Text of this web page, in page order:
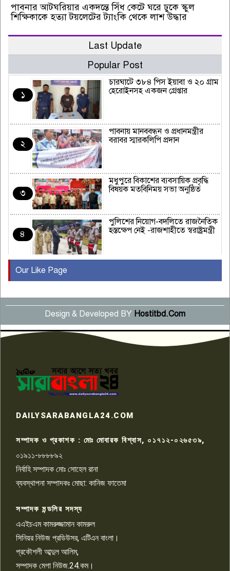
পাবনার আটঘরিয়ার একদন্তে সিঁধ কেটে ঘরে ঢুকে স্কুল
শিক্ষিকাকে হত্যা টয়লেটের ট্যাংকি থেকে লাশ উদ্ধার
Last Update
Popular Post
১
চারঘাটে ৩৮৪ পিস ইয়াবা ও ২০ গ্রাম
হেরোইনসহ একজন গ্রেপ্তার
২
পাবনায় মানববন্ধন ও প্রধানমন্ত্রীর
বরাবর স্মারকলিপি প্রদান
৩
মধুপুরে বিকাশের ব্যবসায়িক প্রবৃদ্ধি
বিষয়ক মতবিনিময় সভা অনুষ্ঠিত
৪
পুলিশের নিয়োগ-বদলিতে রাজনৈতিক
হস্তক্ষেপ নেই -রাজশাহীতে স্বরাষ্ট্রমন্ত্রী
৫
বছর পূর্তি উদযাপন
৬
সংবাদ সম্মেলনে অভিযোগ অস্বীকার
উদ্দেশ্য প্রণোদিত সংবাদ প্রকাশের
প্রতিবাদ নাজির হাসানের
৭
কেটে ঘরে ঢুকে স্কুল শিক্ষিকাকে হত্যা
টয়লেটের ট্যাংকি থেকে লাশ উদ্ধার
রাজশাহীতে সন্ত্রাসী হামলায় গুরুতর
৯
চাঁদাবাজি ও হয়রানির অভিযোগ
১০
Our Like Page
Design & Developed BY Hostitbd.Com
DAILYSARABANGLA24.COM
সম্পাদক ও প্রকাশক : মোঃ মোবারক বিশ্বাস, ০১৭১২-০২৬৫৩৯,
০১৯১১-৮৮৮৮৯২
নির্বাহি সম্পাদক মোঃ সোহেল রানা
ব্যবস্থাপনা সম্পাদকঃ মোছা: কানিজ ফাতেমা
সম্পাদক মন্ডলির সদস্য
এএইচএম কামরুজ্জামান কামরুল
সিনিয়র নিউজ প্রডিউসর, এটিএন বাংলা।
প্রকৌশলী আব্দুল আলিম,
সম্পাদক মেগা নিউজ.24.কম।